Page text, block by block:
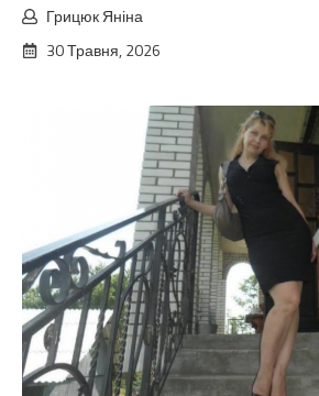
Грицюк Яніна
30 Травня, 2026